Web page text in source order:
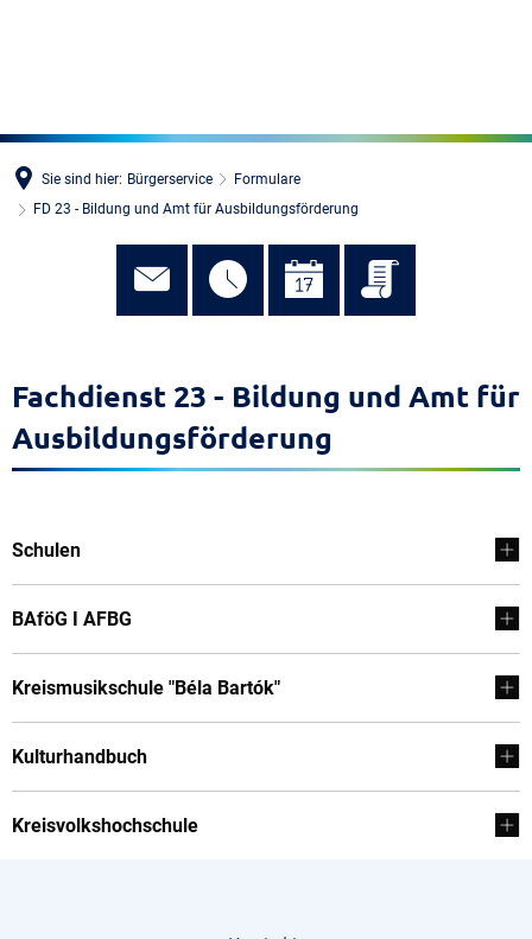
Sie sind hier: Bürgerservice
Formulare
FD 23 - Bildung und Amt für Ausbildungsförderung
Fachdienst 23 - Bildung und Amt für
Ausbildungsförderung
Schulen
BAföG I AFBG
Kreismusikschule "Béla Bartók"
Kulturhandbuch
Kreisvolkshochschule